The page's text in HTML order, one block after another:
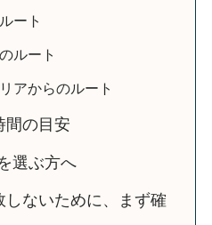
ート
ルート
アからのルート
間の目安
選ぶ方へ
ないために、まず確